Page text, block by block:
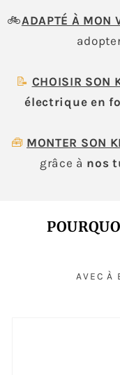
🚲ADAPTÉ À MON
📝 CHOISIR SON
électrique en
🧰 MONTER SON
grâce à nos
AVEC À